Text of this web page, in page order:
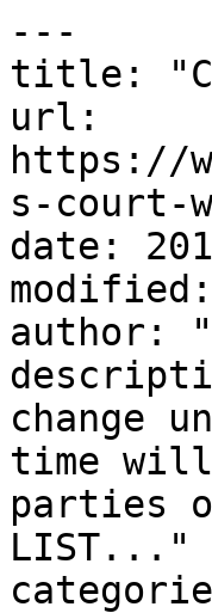
---
title:
url:
https://
s-court-
date:
author:
change
time will
parties
LIST..."